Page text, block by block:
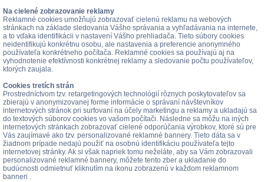
Na cielené zobrazovanie reklamy
Reklamné cookies umožňujú zobrazovať cielenú reklamu na webových
stránkach na základe sledovania Vášho správania a vyhľadávania na internete,
a to vďaka identifikácii v nastavení Vášho prehliadača. Tieto súbory cookies
neidentifikujú konkrétnu osobu, ale nastavenia a preferencie anonymného
používateľa konkrétneho počítača. Reklamné cookies sa používajú aj na
vyhodnotenie efektívnosti konkrétnej reklamy a sledovanie počtu používateľov,
ktorých zaujala.
Cookies tretích strán
Prostredníctvom tzv. retargetingových technológií rôznych poskytovateľov sa
zbierajú v anonymizovanej forme informácie o správaní návštevníkov
internetových stránok pri surfovaní na účely marketingu a reklamy a ukladajú sa
do textových súborov cookies vo vašom počítači. Následne sa môžu na iných
internetových stránkach zobrazovať cielené odporúčania výrobkov, ktoré sú pre
Vás zaujímavé ako tzv. personalizované reklamné bannery. Tieto dáta sa v
žiadnom prípade nedajú použiť na osobnú identifikáciu používateľa tejto
internetovej stránky. Ak si však napriek tomu neželáte, aby sa Vám zobrazovali
personalizované reklamné bannery, môžete tento zber a ukladanie do
budúcnosti odmietnuť kliknutím na ikonu zobrazenú v každom reklamnom
banneri .